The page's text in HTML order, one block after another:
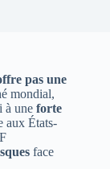
pas une
mondial,
à une forte
aux États-
face